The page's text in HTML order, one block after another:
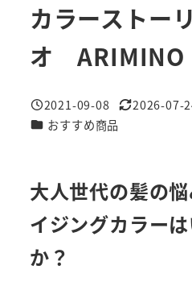
カラーストー
オ ARIMINO
投稿日
2021-09-08
更新日
2026-07-
カテゴリー
おすすめ商品
大人世代の髪の
イジングカラー
か？